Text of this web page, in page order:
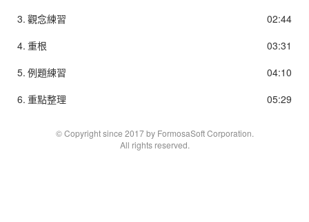
02:44
3. 觀念練習
03:31
4. 重根
04:10
5. 例題練習
05:29
6. 重點整理
© Copyright since 2017 by FormosaSoft Corporation.
All rights reserved.